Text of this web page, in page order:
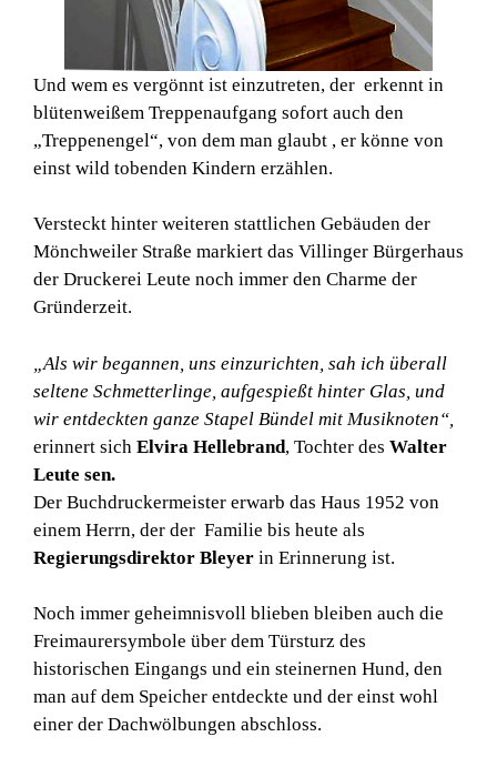
Und wem es vergönnt ist einzutreten, der erkennt in
blütenweißem Treppenaufgang sofort auch den
„Treppenengel“, von dem man glaubt , er könne von
einst wild tobenden Kindern erzählen.
Versteckt hinter weiteren stattlichen Gebäuden der
Mönchweiler Straße markiert das Villinger Bürgerhaus
der Druckerei Leute noch immer den Charme der
Gründerzeit.
„Als wir begannen, uns einzurichten, sah ich überall
seltene Schmetterlinge, aufgespießt hinter Glas, und
wir entdeckten ganze Stapel Bündel mit Musiknoten“,
erinnert sich Elvira Hellebrand, Tochter des Walter
Leute sen.
Der Buchdruckermeister erwarb das Haus 1952 von
einem Herrn, der der Familie bis heute als
Regierungsdirektor Bleyer in Erinnerung ist.
Noch immer geheimnisvoll blieben bleiben auch die
Freimaurersymbole über dem Türsturz des
historischen Eingangs und ein steinernen Hund, den
man auf dem Speicher entdeckte und der einst wohl
einer der Dachwölbungen abschloss.